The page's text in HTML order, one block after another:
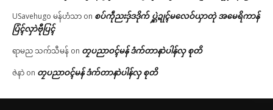
USavehugo မန်ဟံသာ on စပ်ကဵုညးဒှ်ဒဒိုက် ပ္ဋဲဍုၚ်မလေဝ်ယှာတုဲ အမေရိကာန်
ပြံၚ်လှာဲဗီုပြၚ်
ရာမည သက်သီမန် on တၠပညာဝၚ်မန် ဒံက်တာနာဲပါန်လှ စုတိ
ဇဲနာဲ on တၠပညာဝၚ်မန် ဒံက်တာနာဲပါန်လှ စုတိ